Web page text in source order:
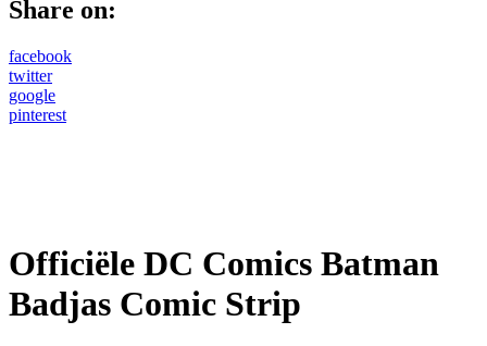
Share on:
facebook
twitter
google
pinterest
Officiële DC Comics Batman
Badjas Comic Strip